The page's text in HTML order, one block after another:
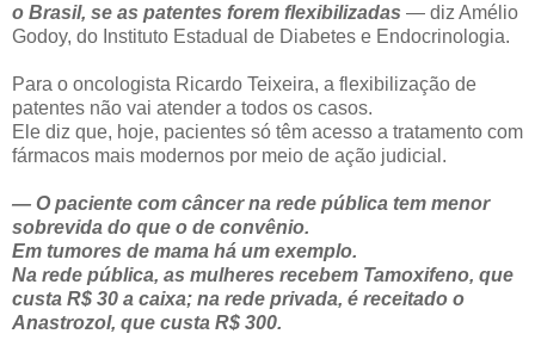
o Brasil, se as patentes forem flexibilizadas — diz Amélio
Godoy, do Instituto Estadual de Diabetes e Endocrinologia.
Para o oncologista Ricardo Teixeira, a flexibilização de
patentes não vai atender a todos os casos.
Ele diz que, hoje, pacientes só têm acesso a tratamento com
fármacos mais modernos por meio de ação judicial.
— O paciente com câncer na rede pública tem menor
sobrevida do que o de convênio.
Em tumores de mama há um exemplo.
Na rede pública, as mulheres recebem Tamoxifeno, que
custa R$ 30 a caixa; na rede privada, é receitado o
Anastrozol, que custa R$ 300.